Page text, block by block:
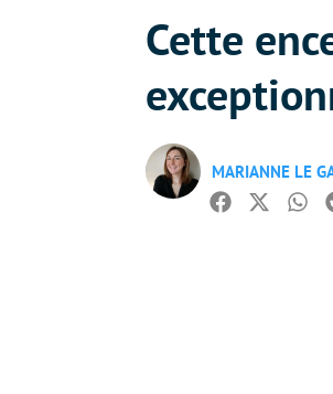
Cette
MARIANNE LE
Facebook
Twitter